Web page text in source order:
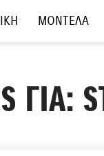
ΜΟΝΤΕΛΑ
ΓΙΑ: